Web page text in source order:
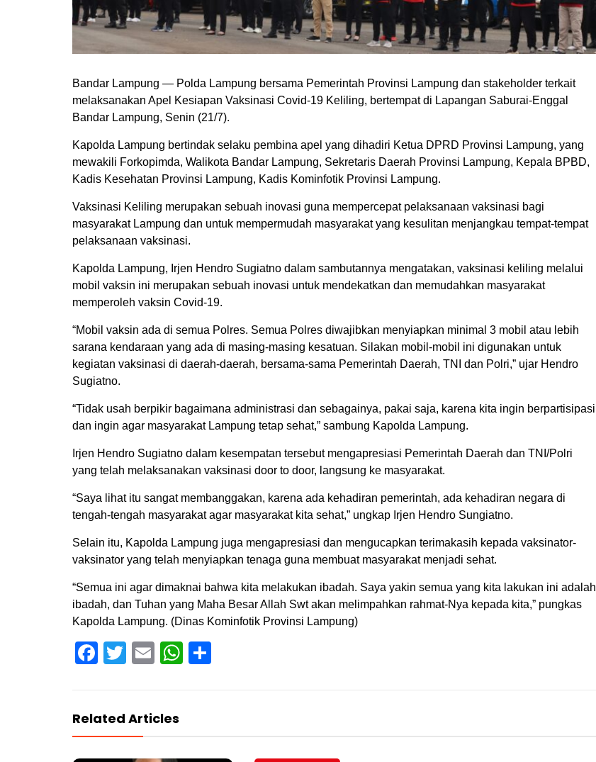
Bandar Lampung — Polda Lampung bersama Pemerintah Provinsi Lampung dan stakeholder terkait
melaksanakan Apel Kesiapan Vaksinasi Covid-19 Keliling, bertempat di Lapangan Saburai-Enggal
Bandar Lampung, Senin (21/7).
Kapolda Lampung bertindak selaku pembina apel yang dihadiri Ketua DPRD Provinsi Lampung, yang
mewakili Forkopimda, Walikota Bandar Lampung, Sekretaris Daerah Provinsi Lampung, Kepala BPBD,
Kadis Kesehatan Provinsi Lampung, Kadis Kominfotik Provinsi Lampung.
Vaksinasi Keliling merupakan sebuah inovasi guna mempercepat pelaksanaan vaksinasi bagi
masyarakat Lampung dan untuk mempermudah masyarakat yang kesulitan menjangkau tempat-tempat
pelaksanaan vaksinasi.
Kapolda Lampung, Irjen Hendro Sugiatno dalam sambutannya mengatakan, vaksinasi keliling melalui
mobil vaksin ini merupakan sebuah inovasi untuk mendekatkan dan memudahkan masyarakat
memperoleh vaksin Covid-19.
“Mobil vaksin ada di semua Polres. Semua Polres diwajibkan menyiapkan minimal 3 mobil atau lebih
sarana kendaraan yang ada di masing-masing kesatuan. Silakan mobil-mobil ini digunakan untuk
kegiatan vaksinasi di daerah-daerah, bersama-sama Pemerintah Daerah, TNI dan Polri,” ujar Hendro
Sugiatno.
“Tidak usah berpikir bagaimana administrasi dan sebagainya, pakai saja, karena kita ingin berpartisipasi
dan ingin agar masyarakat Lampung tetap sehat,” sambung Kapolda Lampung.
Irjen Hendro Sugiatno dalam kesempatan tersebut mengapresiasi Pemerintah Daerah dan TNI/Polri
yang telah melaksanakan vaksinasi door to door, langsung ke masyarakat.
“Saya lihat itu sangat membanggakan, karena ada kehadiran pemerintah, ada kehadiran negara di
tengah-tengah masyarakat agar masyarakat kita sehat,” ungkap Irjen Hendro Sungiatno.
Selain itu, Kapolda Lampung juga mengapresiasi dan mengucapkan terimakasih kepada vaksinator-
vaksinator yang telah menyiapkan tenaga guna membuat masyarakat menjadi sehat.
“Semua ini agar dimaknai bahwa kita melakukan ibadah. Saya yakin semua yang kita lakukan ini adalah
ibadah, dan Tuhan yang Maha Besar Allah Swt akan melimpahkan rahmat-Nya kepada kita,” pungkas
Kapolda Lampung. (Dinas Kominfotik Provinsi Lampung)
Facebook
TwitterEmailWhatsApp
Related Articles